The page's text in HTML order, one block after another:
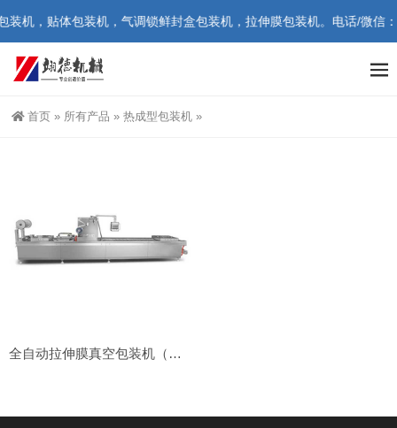
机，贴体包装机，气调锁鲜封盒包装机，拉伸膜包装机。电话/微信
首页 » 所有产品 » 热成型包装机 »
全自动拉伸膜真空包装机（热成型包装机）